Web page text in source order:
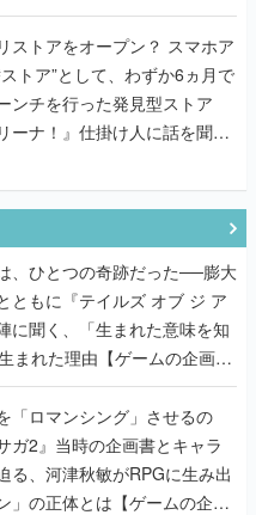
プロデューサーに聞いた
アをオープン？ スマホア
トア”として、わずか6ヵ月で
ンチを行った発見型ストア
ーナ！』仕掛け人に話を聞い
、ひとつの奇跡だった──膨大
ともに『テイルズ オブ ジ ア
に聞く、「生まれた意味を知
まれた理由【ゲームの企画
「ロマンシング」させるの
ガ2』当時の企画書とキャラ
る、河津秋敏がRPGに生み出
」の正体とは【ゲームの企画